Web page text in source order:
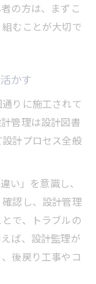
の方は、まずこ
むことが大切で
かす
りに施工されて
管理は設計図書
計プロセス全般
い」を意識し、
認し、設計管理
で、トラブルの
ば、設計監理が
後戻り工事やコ